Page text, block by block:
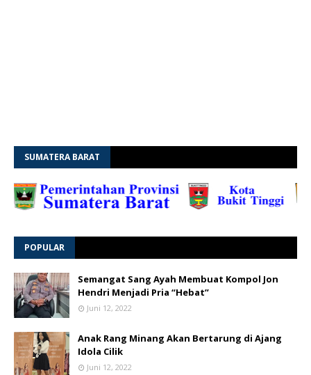
SUMATERA BARAT
POPULAR
Semangat Sang Ayah Membuat Kompol Jon
Hendri Menjadi Pria “Hebat”
Juni 12, 2022
Anak Rang Minang Akan Bertarung di Ajang
Idola Cilik
Juni 12, 2022